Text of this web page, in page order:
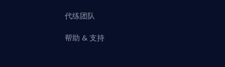
代练团队
帮助 & 支持